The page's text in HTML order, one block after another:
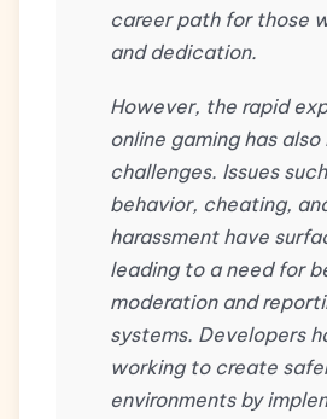
career path for those
and dedication.
However, the rapid
online gaming has
challenges. Issues
behavior, cheating,
harassment have
leading to a need for
moderation and
systems. Developers
working to create
environments by